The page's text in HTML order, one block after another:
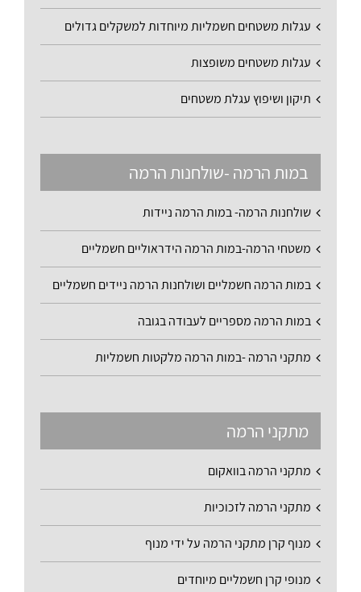
עגלות משטחים חשמליות מיוחדות למשקלים גדולים
עגלות משטחים משופצות
תיקון ושיפוץ עגלת משטחים
במות הרמה -שולחנות הרמה
שולחנות הרמה- במות הרמה ניידות
משטחי הרמה-במות הרמה הידראוליים חשמליים
במות הרמה חשמליים ושולחנות הרמה ניידים חשמליים
במות הרמה מספריים לעבודה בגובה
מתקני הרמה -במות הרמה מלקטות חשמליות
מתקני הרמה
מתקני הרמה בוואקום
מתקני הרמה לזכוכיות
מנוף קרן מתקני הרמה על ידי מנוף
מנופי קרן חשמליים מיוחדים